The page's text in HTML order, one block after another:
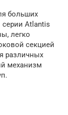
больших
Atlantis
легко
секцией
различных
механизм